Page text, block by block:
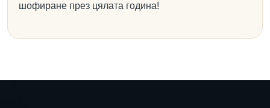
шофиране през цялата година!